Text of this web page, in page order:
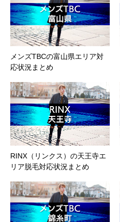
メンズTBCの富山県エリア対
応状況まとめ
RINX（リンクス）の天王寺エ
リア脱毛対応状況まとめ